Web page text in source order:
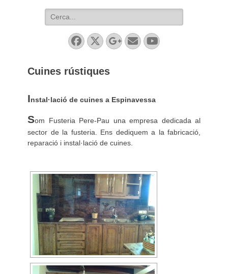
Search
for:
Facebook
Twitter
Googleplus
EmailYouTube
Cuines rústiques
Instal·lació de cuines a Espinavessa
Som Fusteria Pere-Pau una empresa dedicada al
sector de la fusteria. Ens dediquem a la fabricació,
reparació i instal·lació de cuines.